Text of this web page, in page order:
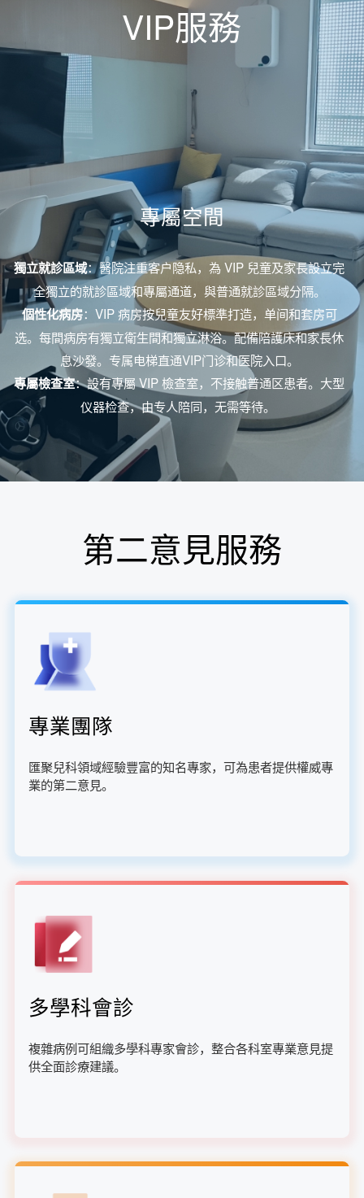
VIP服務
專屬空間
獨立就診區域：醫院注重客户隐私，為 VIP 兒童及家長設立完
全獨立的就診區域和專屬通道，與普通就診區域分隔。
個性化病房：VIP 病房按兒童友好標準打造，单间和套房可
选。每間病房有獨立衛生間和獨立淋浴。配備陪護床和家長休
息沙發。专属电梯直通VIP门诊和医院入口。
專屬檢查室：設有專屬 VIP 檢查室，不接触普通区患者。大型
仪器检查，由专人陪同，无需等待。
第二意見服務
專業團隊
匯聚兒科領域經驗豐富的知名專家，可為患者提供權威專
業的第二意見。
多學科會診
複雜病例可組織多學科專家會診，整合各科室專業意見提
供全面診療建議。